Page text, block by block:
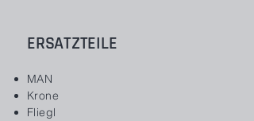
ERSATZTEILE
MAN
Krone
Fliegl